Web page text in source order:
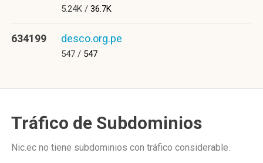
5.24K / 36.7K
634199 desco.org.pe
547 / 547
Tráfico de Subdominios
Nic.ec no tiene subdominios con tráfico considerable.